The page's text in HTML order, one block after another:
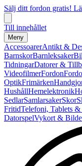
Sälj ditt fordon gratis!
Till innehållet
Meny
AccessoarerAntikt &
BarnskorBarnleksaker
TidningarDatorer &
VideofilmerFordon
OptikFrimärken
HushållHemelektronik
SedlarSamlarsakerSkor
FritidTelefoni, Tablets &
DatorspelVykort &